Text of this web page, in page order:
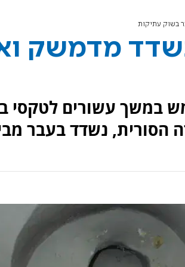
בשוק עתיקות
מדמשק
במשך עשורים לטקסי
הסורית, נשדד בעבר